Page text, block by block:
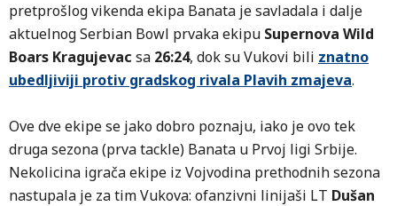
pretprošlog vikenda ekipa Banata je savladala i dalje
aktuelnog Serbian Bowl prvaka ekipu Supernova Wild
Boars Kragujevac sa 26:24, dok su Vukovi bili znatno
ubedljiviji protiv gradskog rivala Plavih zmajeva.
Ove dve ekipe se jako dobro poznaju, iako je ovo tek
druga sezona (prva tackle) Banata u Prvoj ligi Srbije.
Nekolicina igrača ekipe iz Vojvodina prethodnih sezona
nastupala je za tim Vukova: ofanzivni linijaši LT Dušan